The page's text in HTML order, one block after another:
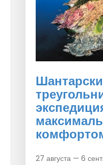
27 августа — 6